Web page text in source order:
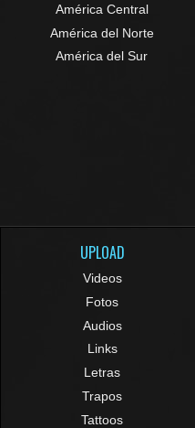
América Central
América del Norte
América del Sur
UPLOAD
Videos
Fotos
Audios
Links
Letras
Trapos
Tattoos